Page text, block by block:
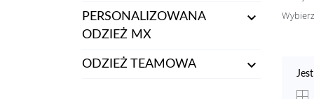
PERSONALIZOWANA
ODZIEŻ MX

ODZIEŻ TEAMOWA 